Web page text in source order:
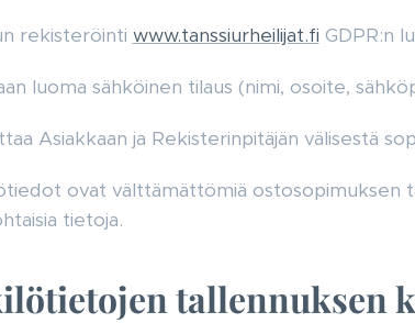
rekisteröinti www.tanssiurheilijat.fi GDPR:n
luoma sähköinen tilaus (nimi, osoite,
Asiakkaan ja Rekisterinpitäjän välisestä
ovat välttämättömiä ostosopimuksen
tietoja.
tallennuksen